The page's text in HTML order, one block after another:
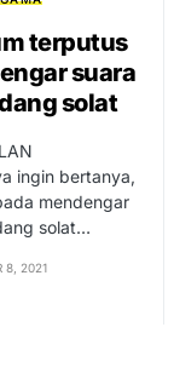
terputus
suara
solat
ingin bertanya,
mendengar
solat…
8, 2021